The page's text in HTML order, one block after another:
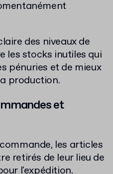
des niveaux de
les stocks inutiles qui
pénuries et de mieux
production.
et
les articles
retirés de leur lieu de
l'expédition.